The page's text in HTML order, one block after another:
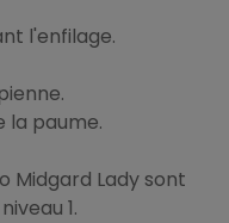
l'enfilage.
la paume.
Midgard Lady sont
1.